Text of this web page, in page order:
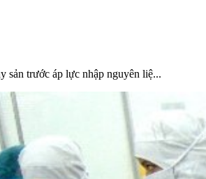
sản trước áp lực nhập nguyên liệ...